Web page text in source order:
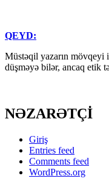
QEYD:
Müstəqil yazarın mövqeyi
düşməyə bilər, ancaq etik
NƏZARƏTÇİ
Giriş
Entries feed
Comments feed
WordPress.org